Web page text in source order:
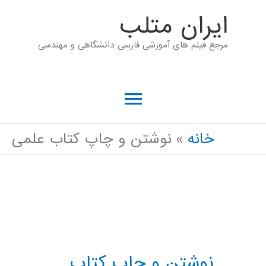
ايران متلب
مرجع فیلم های آموزشی فارسی دانشگاهی و مهندسی
فهرست
اصلی
خانه نوشتن و چاپ کتاب علمی